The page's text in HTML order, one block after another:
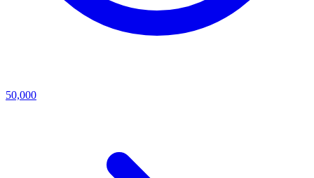
50,000